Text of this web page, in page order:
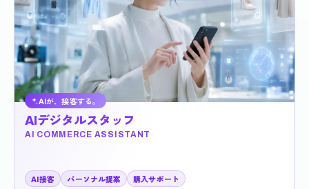
AIが、接客する。
AIデジタルスタッフ
AI COMMERCE ASSISTANT
AI接客 パーソナル提案 購入サポート